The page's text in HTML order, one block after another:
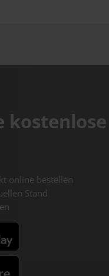
kostenlose
online bestellen
Stand